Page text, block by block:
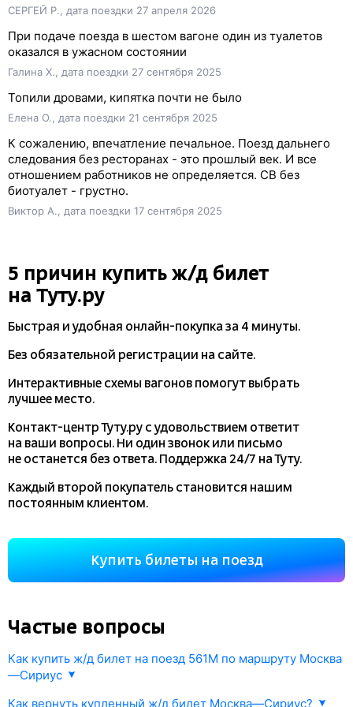
СЕРГЕЙ Р., дата поездки 27 апреля 2026
При подаче поезда в шестом вагоне один из туалетов
оказался в ужасном состоянии
Галина Х., дата поездки 27 сентября 2025
Топили дровами, кипятка почти не было
Елена О., дата поездки 21 сентября 2025
К сожалению, впечатление печальное. Поезд дальнего
следования без ресторанах - это прошлый век. И все
отношением работников не определяется. СВ без
биотуалет - грустно.
Виктор А., дата поездки 17 сентября 2025
5 причин купить ж/д билет
на Туту.ру
Быстрая и удобная онлайн-покупказа 4 минуты.
Без обязательной регистрации на сайте.
Интерактивные схемы вагонов помогут выбрать
лучшее место.
Контакт-центр Туту.ру с удовольствием ответит
на ваши вопросы. Ни один звонок или письмо
не останется без ответа. Поддержка 24/7 на Туту.
Каждый второй покупатель становится нашим
постоянным клиентом.
Купить билеты на поезд
Частые вопросы
Как купить ж/д билет на поезд 561М по маршруту Москва
—Сириус
Как вернуть купленный ж/д билет Москва—Сириус?